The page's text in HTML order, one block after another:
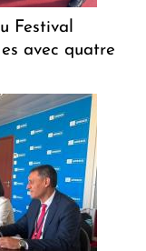
Festival
avec quatre